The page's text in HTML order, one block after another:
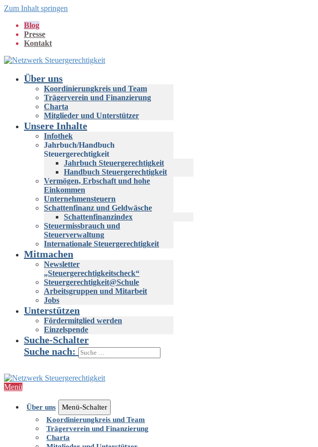
Zum Inhalt springen
Blog
Presse
Kontakt
Über uns
Koordinierungkreis und Team
Trägerverein und Finanzierung
Charta
Mitglieder und Unterstützer
Unsere Inhalte
Infothek
Jahrbuch/Handbuch
Steuergerechtigkeit
Jahrbuch Steuergerechtigkeit
Handbuch Steuergerechtigkeit
Vermögen, Erbschaft und hohe
Einkommen
Unternehmensteuern
Schattenfinanz und Geldwäsche
Schattenfinanzindex
Steuermissbrauch und
Steuerverwaltung
Internationale Steuergerechtigkeit
Mitmachen
Newsletter
„Steuergerechtigkeitscheck“
Steuergerechtigkeit@Schule
Arbeitsgruppen und Mitarbeit
Jobs
Unterstützen
Fördermitglied werden
Einzelspende
Suche-Schalter
Suche nach:
Menü
Über uns
Menü-Schalter
Koordinierungkreis und Team
Trägerverein und Finanzierung
Charta